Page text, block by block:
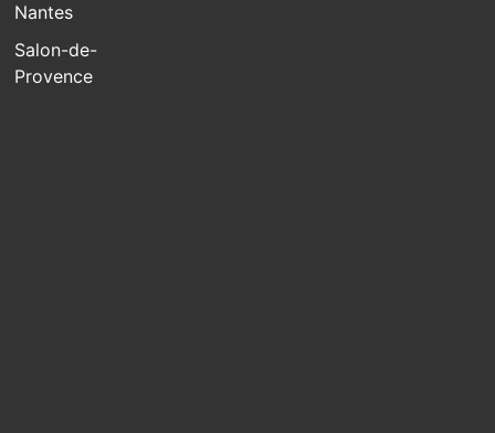
Nantes
Salon-de-
Provence